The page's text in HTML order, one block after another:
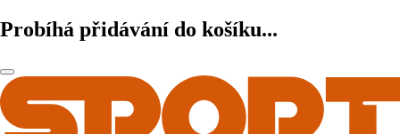
Probíhá přidávání do košíku...